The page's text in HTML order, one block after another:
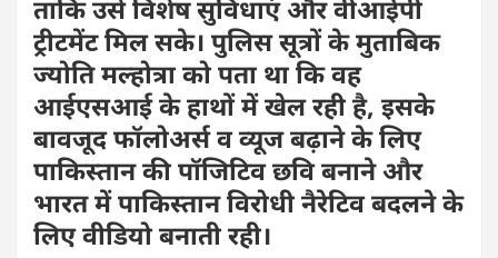
ताकि उसे विशेष सुविधाएं और वीआईपी
ट्रीटमेंट मिल सके। पुलिस सूत्रों के मुताबिक
ज्योति मल्होत्रा को पता था कि वह
आईएसआई के हाथों में खेल रही है, इसके
बावजूद फॉलोअर्स व व्यूज बढ़ाने के लिए
पाकिस्तान की पॉजिटिव छवि बनाने और
भारत में पाकिस्तान विरोधी नैरेटिव बदलने के
लिए वीडियो बनाती रही।